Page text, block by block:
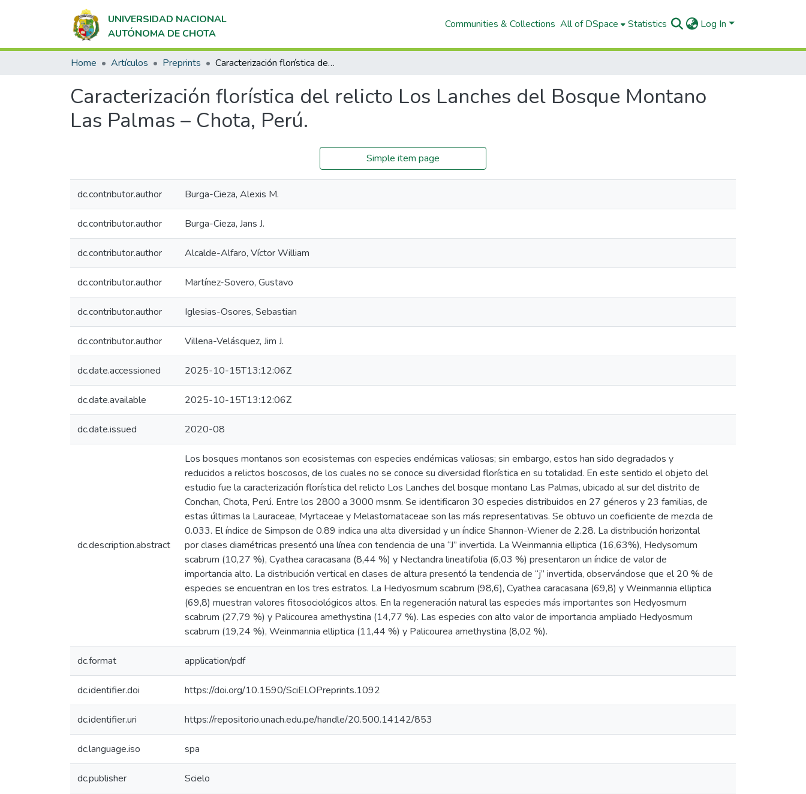
UNIVERSIDAD NACIONAL
AUTÓNOMA DE CHOTA
Communities & Collections All of DSpace Statistics Log In
Home Artículos Preprints Caracterización florística del relicto Los Lanches del Bosque Montano Las Palmas – Chota, Perú.
Caracterización florística del relicto Los Lanches del Bosque Montano
Las Palmas – Chota, Perú.
Simple item page
dc.contributor.author Burga-Cieza, Alexis M.
dc.contributor.author Burga-Cieza, Jans J.
dc.contributor.author Alcalde-Alfaro, Víctor William
dc.contributor.author Martínez-Sovero, Gustavo
dc.contributor.author Iglesias-Osores, Sebastian
dc.contributor.author Villena-Velásquez, Jim J.
dc.date.accessioned 2025-10-15T13:12:06Z
dc.date.available 2025-10-15T13:12:06Z
dc.date.issued 2020-08
dc.description.abstract
Los bosques montanos son ecosistemas con especies endémicas valiosas; sin embargo, estos han sido degradados y
reducidos a relictos boscosos, de los cuales no se conoce su diversidad florística en su totalidad. En este sentido el objeto del
estudio fue la caracterización florística del relicto Los Lanches del bosque montano Las Palmas, ubicado al sur del distrito de
Conchan, Chota, Perú. Entre los 2800 a 3000 msnm. Se identificaron 30 especies distribuidos en 27 géneros y 23 familias, de
estas últimas la Lauraceae, Myrtaceae y Melastomataceae son las más representativas. Se obtuvo un coeficiente de mezcla de
0.033. El índice de Simpson de 0.89 indica una alta diversidad y un índice Shannon-Wiener de 2.28. La distribución horizontal
por clases diamétricas presentó una línea con tendencia de una “J” invertida. La Weinmannia elliptica (16,63%), Hedysomum
scabrum (10,27 %), Cyathea caracasana (8,44 %) y Nectandra lineatifolia (6,03 %) presentaron un índice de valor de
importancia alto. La distribución vertical en clases de altura presentó la tendencia de “j” invertida, observándose que el 20 % de
especies se encuentran en los tres estratos. La Hedyosmum scabrum (98,6), Cyathea caracasana (69,8) y Weinmannia elliptica
(69,8) muestran valores fitosociológicos altos. En la regeneración natural las especies más importantes son Hedyosmum
scabrum (27,79 %) y Palicourea amethystina (14,77 %). Las especies con alto valor de importancia ampliado Hedyosmum
scabrum (19,24 %), Weinmannia elliptica (11,44 %) y Palicourea amethystina (8,02 %).
dc.format application/pdf
dc.identifier.doi https://doi.org/10.1590/SciELOPreprints.1092
dc.identifier.uri https://repositorio.unach.edu.pe/handle/20.500.14142/853
dc.language.iso spa
dc.publisher Scielo